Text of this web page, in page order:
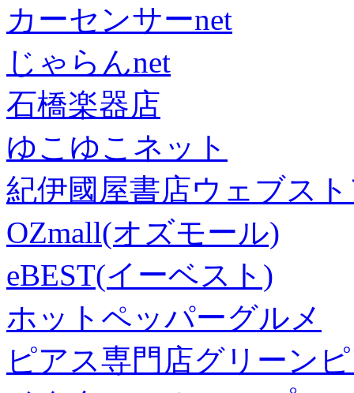
カーセンサーnet
じゃらんnet
石橋楽器店
ゆこゆこネット
紀伊國屋書店ウェブス
OZmall(オズモール)
eBEST(イーベスト)
ホットペッパーグルメ
ピアス専門店グリーン